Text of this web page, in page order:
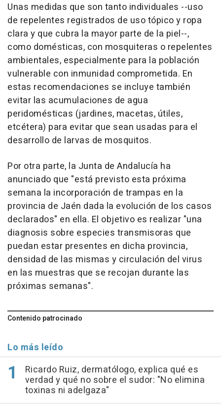
Unas medidas que son tanto individuales --uso
de repelentes registrados de uso tópico y ropa
clara y que cubra la mayor parte de la piel--,
como domésticas, con mosquiteras o repelentes
ambientales, especialmente para la población
vulnerable con inmunidad comprometida. En
estas recomendaciones se incluye también
evitar las acumulaciones de agua
peridomésticas (jardines, macetas, útiles,
etcétera) para evitar que sean usadas para el
desarrollo de larvas de mosquitos.
Por otra parte, la Junta de Andalucía ha
anunciado que "está previsto esta próxima
semana la incorporación de trampas en la
provincia de Jaén dada la evolución de los casos
declarados" en ella. El objetivo es realizar "una
diagnosis sobre especies transmisoras que
puedan estar presentes en dicha provincia,
densidad de las mismas y circulación del virus
en las muestras que se recojan durante las
próximas semanas".
Contenido patrocinado
Lo más leído
Ricardo Ruiz, dermatólogo, explica qué es
verdad y qué no sobre el sudor: "No elimina
toxinas ni adelgaza"